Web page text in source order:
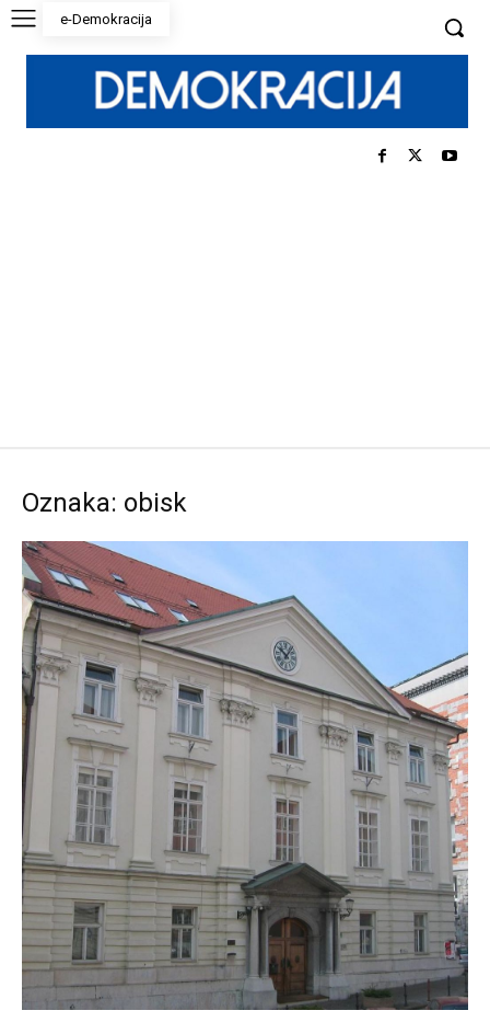
e-Demokracija
Oznaka: obisk